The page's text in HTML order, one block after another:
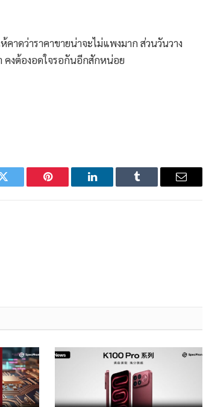
าดว่าราคาขายน่าจะไม่แพงมาก ส่วนวันวาง
คงต้องอดใจรอกันอีกสักหน่อย
Twitter Pinterest LinkedIn Tumblr Email